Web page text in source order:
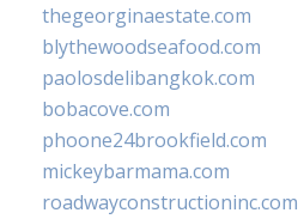
thegeorginaestate.com
blythewoodseafood.com
paolosdelibangkok.com
bobacove.com
phoone24brookfield.com
mickeybarmama.com
roadwayconstructioninc.com